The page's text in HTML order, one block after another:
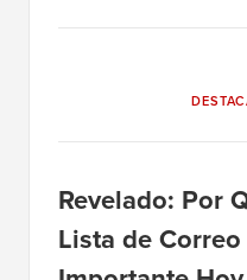
Revelado: Por
Lista de